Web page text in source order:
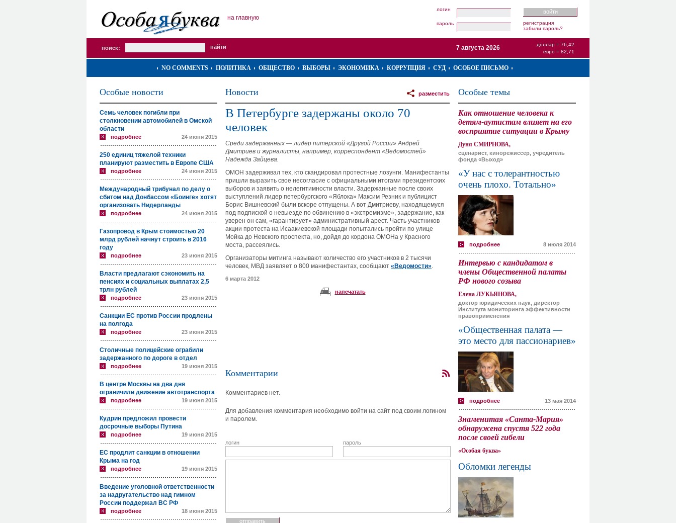
на главную
логин
пароль
регистрация
забыли пароль?
поиск:
доллар = 76,42
евро = 82,71
7 августа 2026
NO COMMENTS ПОЛИТИКА ОБЩЕСТВО ВЫБОРЫ ЭКОНОМИКА КОРРУПЦИЯ СУД ОСОБОЕ ПИСЬМО
Особые новости
Семь человек погибли при
столкновении автомобилей в Омской
области
подробнее 24 июня 2015
250 единиц тяжелой техники
планируют разместить в Европе США
подробнее 24 июня 2015
Международный трибунал по делу о
сбитом над Донбассом «Боинге» хотят
организовать Нидерланды
подробнее 24 июня 2015
Газопровод в Крым стоимостью 20
млрд рублей начнут строить в 2016
году
подробнее 23 июня 2015
Власти предлагают сэкономить на
пенсиях и социальных выплатах 2,5
трлн рублей
подробнее 23 июня 2015
Санкции ЕС против России продлены
на полгода
подробнее 23 июня 2015
Столичные полицейские ограбили
задержанного по дороге в отдел
подробнее 19 июня 2015
В центре Москвы на два дня
ограничили движение автотранспорта
подробнее 19 июня 2015
Кудрин предложил провести
досрочные выборы Путина
подробнее 19 июня 2015
ЕС продлит санкции в отношении
Крыма на год
подробнее 19 июня 2015
Введение уголовной ответственности
за надругательство над гимном
России поддержал ВС РФ
подробнее 18 июня 2015
Новости разместить
В Петербурге задержаны около 70
человек
Среди задержанных — лидер питерской «Другой России» Андрей
Дмитриев и журналисты, например, корреспондент «Ведомостей»
Надежда Зайцева.
ОМОН задерживал тех, кто скандировал протестные лозунги. Манифестанты
пришли выразить свое несогласие с официальными итогами президентских
выборов и заявить о нелегитимности власти. Задержанные после своих
выступлений лидер петербургского «Яблока» Максим Резник и публицист
Борис Вишневский были вскоре отпущены. А вот Дмитриеву, находящемуся
под подпиской о невыезде по обвинению в «экстремизме», задержание, как
уверен он сам, «гарантирует» административный арест. Часть участников
акции протеста на Исаакиевской площади попытались пройти по улице
Мойка до Невского проспекта, но, дойдя до кордона ОМОНа у Красного
моста, рассеялись.
Организаторы митинга называют количество его участников в 2 тысячи
человек, МВД заявляет о 800 манифестантах, сообщают «Ведомости».
6 марта 2012
напечатать
Комментарии
Комментариев нет.
Для добавления комментария необходимо войти на сайт под своим логином
и паролем.
логин пароль
Особые темы
Как отношение человека к
детям-аутистам влияет на его
восприятие ситуации в Крыму
Дуня СМИРНОВА,
сценарист, кинорежиссер, учредитель
фонда «Выход»
«У нас с толерантностью
очень плохо. Тотально»
подробнее 8 июля 2014
Интервью с кандидатом в
члены Общественной палаты
РФ нового созыва
Елена ЛУКЬЯНОВА,
доктор юридических наук, директор
Института мониторинга эффективности
правоприменения
«Общественная палата —
это место для пассионариев»
подробнее 13 мая 2014
Знаменитая «Санта-Мария»
обнаружена спустя 522 года
после своей гибели
«Особая буква»
Обломки легенды